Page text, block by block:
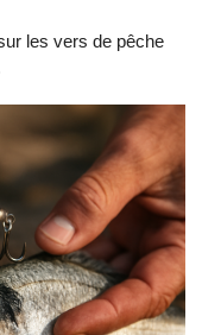
les vers de pêche